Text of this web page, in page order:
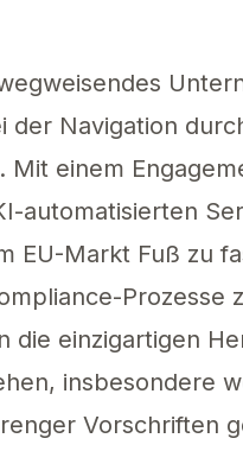
der Navigation
Mit einem
automatisierten
EU-Markt Fuß zu
die einzigartigen
insbesondere
Vorschriften